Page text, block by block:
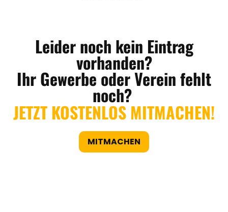
Leider noch kein Eintrag
vorhanden?
Ihr Gewerbe oder Verein fehlt
noch?
JETZT KOSTENLOS MITMACHEN!
MITMACHEN